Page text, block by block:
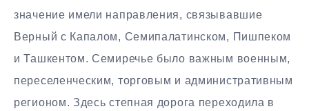
значение имели направления, связывавшие
Верный с Капалом, Семипалатинском, Пишпеком
и Ташкентом. Семиречье было важным военным,
переселенческим, торговым и административным
регионом. Здесь степная дорога переходила в